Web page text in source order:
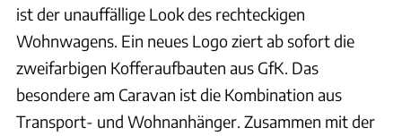
ist der unauffällige Look des rechteckigen
Wohnwagens. Ein neues Logo ziert ab sofort die
zweifarbigen Kofferaufbauten aus GfK. Das
besondere am Caravan ist die Kombination aus
Transport- und Wohnanhänger. Zusammen mit der